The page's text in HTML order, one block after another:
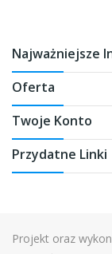
Najważniejsze
Oferta
Twoje Konto
Przydatne Linki
Projekt oraz